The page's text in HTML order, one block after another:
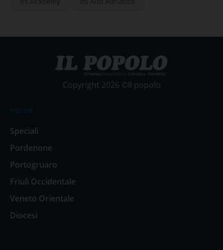
Copyright 2026 ©Il popolo
Speciali
Pordenone
Portogruaro
Friuli Occidentale
Veneto Orientale
Diocesi